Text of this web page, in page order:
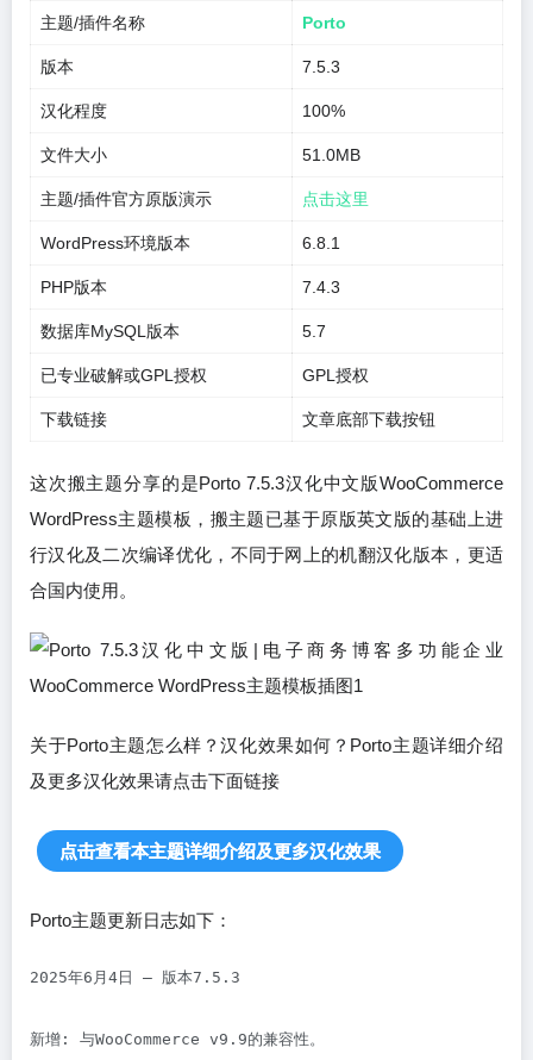
主题/插件名称 Porto
版本 7.5.3
汉化程度 100%
文件大小 51.0MB
主题/插件官方原版演示 点击这里
WordPress环境版本 6.8.1
PHP版本 7.4.3
数据库MySQL版本 5.7
已专业破解或GPL授权 GPL授权
下载链接 文章底部下载按钮
这次搬主题分享的是Porto 7.5.3汉化中文版WooCommerce
WordPress主题模板，搬主题已基于原版英文版的基础上进
行汉化及二次编译优化，不同于网上的机翻汉化版本，更适
合国内使用。
关于Porto主题怎么样？汉化效果如何？Porto主题详细介绍
及更多汉化效果请点击下面链接
点击查看本主题详细介绍及更多汉化效果
Porto主题更新日志如下：
2025年6月4日 – 版本7.5.3
新增: 与WooCommerce v9.9的兼容性。